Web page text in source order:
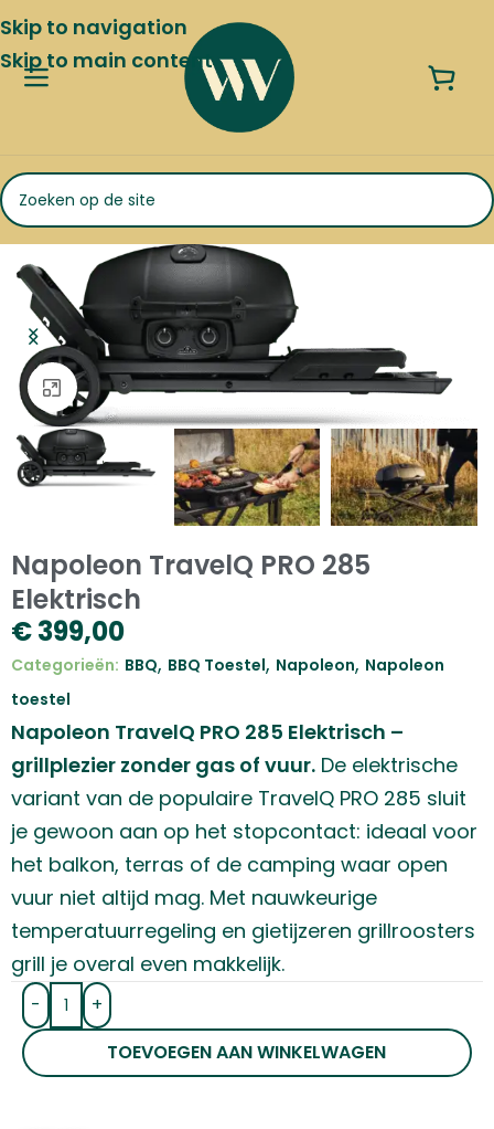
Skip to navigation
Skip to main content
Klik om te vergroten
Napoleon TravelQ PRO 285
Elektrisch
€399,00
Categorieën: BBQ, BBQ Toestel, Napoleon, Napoleon
toestel
Napoleon TravelQ PRO 285 Elektrisch –
grillplezier zonder gas of vuur. De elektrische
variant van de populaire TravelQ PRO 285 sluit
je gewoon aan op het stopcontact: ideaal voor
het balkon, terras of de camping waar open
vuur niet altijd mag. Met nauwkeurige
temperatuurregeling en gietijzeren grillroosters
grill je overal even makkelijk.
-
+
TOEVOEGEN AAN WINKELWAGEN